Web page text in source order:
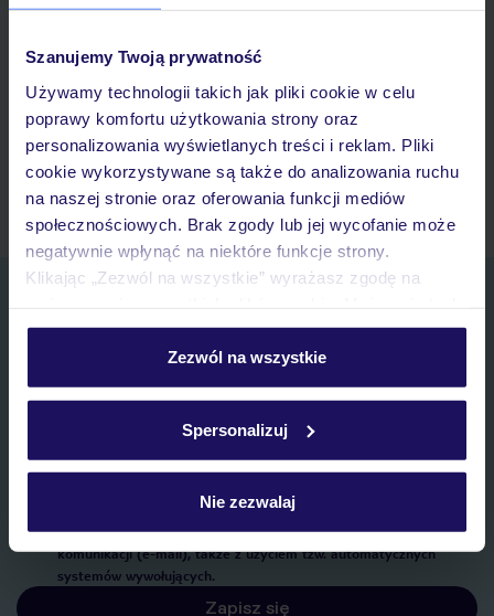
Szanujemy Twoją prywatność
Używamy technologii takich jak pliki cookie w celu
poprawy komfortu użytkowania strony oraz
personalizowania wyświetlanych treści i reklam. Pliki
cookie wykorzystywane są także do analizowania ruchu
na naszej stronie oraz oferowania funkcji mediów
społecznościowych. Brak zgody lub jej wycofanie może
negatywnie wpłynąć na niektóre funkcje strony.
Klikając „Zezwól na wszystkie” wyrażasz zgodę na
personalizować swój wybór wchodząc w zakładkę
Szczegółowe informacje o plikach cookie znajdziesz
Zezwól na wszystkie
Spersonalizuj
Nie zezwalaj
Szybkie wyszukiwanie i przeglądanie ofert
Lista ulubionych ofert i możliwość ich udostępniania
Historia wyszukiwań i ostatnio oglądanych ofert
Kontakt z TUI i wszystkie informacje o Twojej rezerwacji w
myTUI
E-MAIL*
Wyrażam zgodę na przetwarzanie danych osobowych przez TUI
marketingowych, w zakresie oraz celu wskazanym w
przetwarzaniu danych osobowych”, poprzez elektroniczną formę
komunikacji (e-mail), także z użyciem tzw. automatycznych
systemów wywołujących.
Zapisz się